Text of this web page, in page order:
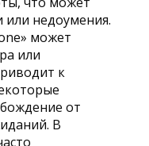
или недоумения.
может
или
к
от
В